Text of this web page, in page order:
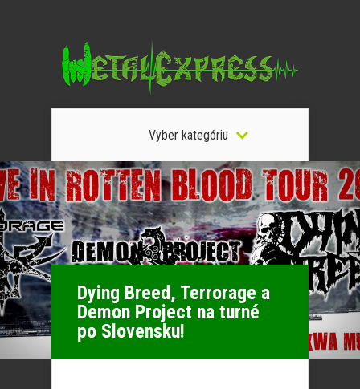
Vyber kategóriu
Dying Breed, Terrorage a
Demon Project na turné
po Slovensku!